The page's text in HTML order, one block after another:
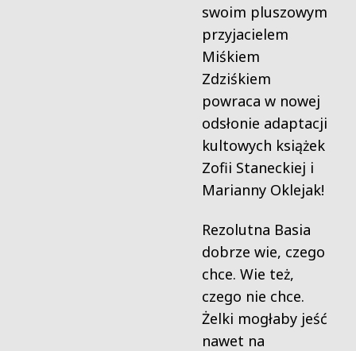
swoim pluszowym
przyjacielem
Miśkiem
Zdziśkiem
powraca w nowej
odsłonie adaptacji
kultowych książek
Zofii Staneckiej i
Marianny Oklejak!
Rezolutna Basia
dobrze wie, czego
chce. Wie też,
czego nie chce.
Żelki mogłaby jeść
nawet na